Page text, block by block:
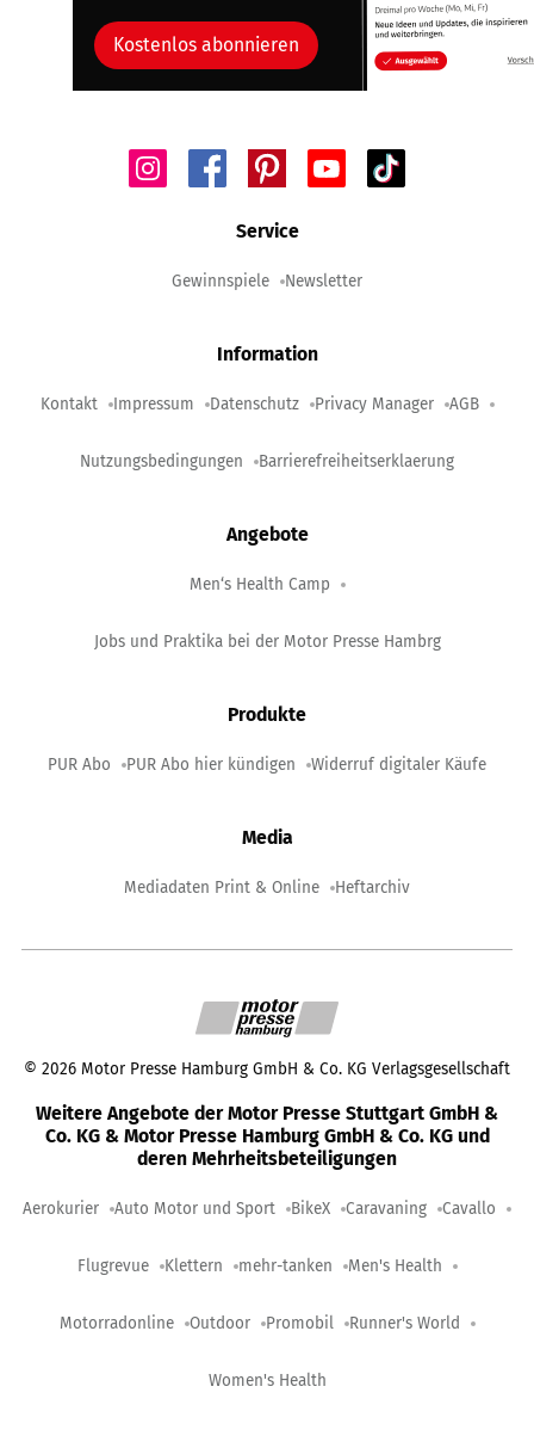
Kostenlos abonnieren
Service
Gewinnspiele Newsletter
Information
Kontakt Impressum Datenschutz Privacy Manager AGB
Nutzungsbedingungen Barrierefreiheitserklaerung
Angebote
Men‘s Health Camp
Jobs und Praktika bei der Motor Presse Hambrg
Produkte
PUR Abo PUR Abo hier kündigen Widerruf digitaler Käufe
Media
Mediadaten Print & Online Heftarchiv
© 2026 Motor Presse Hamburg GmbH & Co. KG Verlagsgesellschaft
Weitere Angebote der Motor Presse Stuttgart GmbH &
Co. KG & Motor Presse Hamburg GmbH & Co. KG und
deren Mehrheitsbeteiligungen
Aerokurier Auto Motor und Sport BikeX Caravaning Cavallo
Flugrevue Klettern mehr-tanken Men's Health
Motorradonline Outdoor Promobil Runner's World
Women's Health